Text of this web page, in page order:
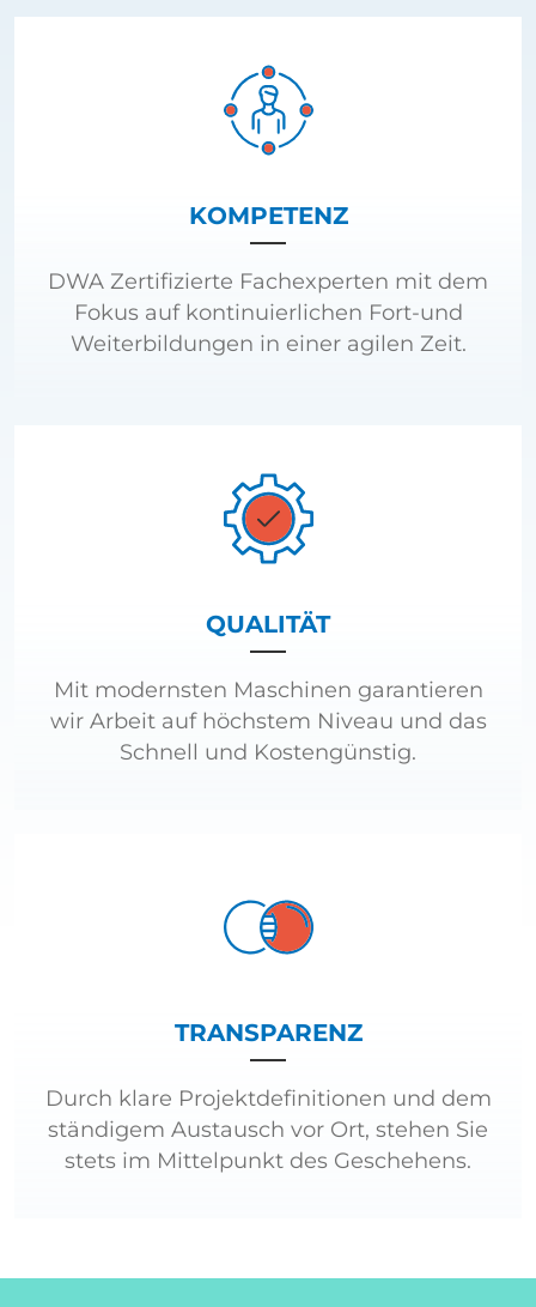
KOMPETENZ
DWA Zertifizierte Fachexperten mit dem
Fokus auf kontinuierlichen Fort-und
Weiterbildungen in einer agilen Zeit.
QUALITÄT
Mit modernsten Maschinen garantieren
wir Arbeit auf höchstem Niveau und das
Schnell und Kostengünstig.
TRANSPARENZ
Durch klare Projektdefinitionen und dem
ständigem Austausch vor Ort, stehen Sie
stets im Mittelpunkt des Geschehens.